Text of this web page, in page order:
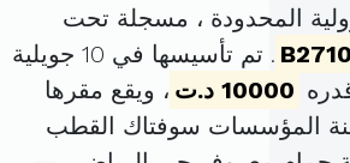
المحدودة ، مسجلة تحت
. تم تأسيسها في 10 جويلية
10000 د.ت
، ويقع مقرها
المؤسسات سوفتاك القطب